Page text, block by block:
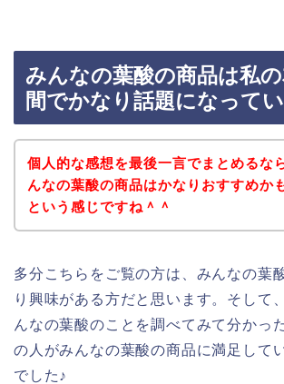
みんなの葉酸の商品は私
間でかなり話題になって
個人的な感想を最後一言でまとめるな
んなの葉酸の商品はかなりおすすめか
という感じですね＾＾
多分こちらをご覧の方は、みんなの葉
り興味がある方だと思います。そして
んなの葉酸のことを調べてみて分かっ
の人がみんなの葉酸の商品に満足して
でした♪